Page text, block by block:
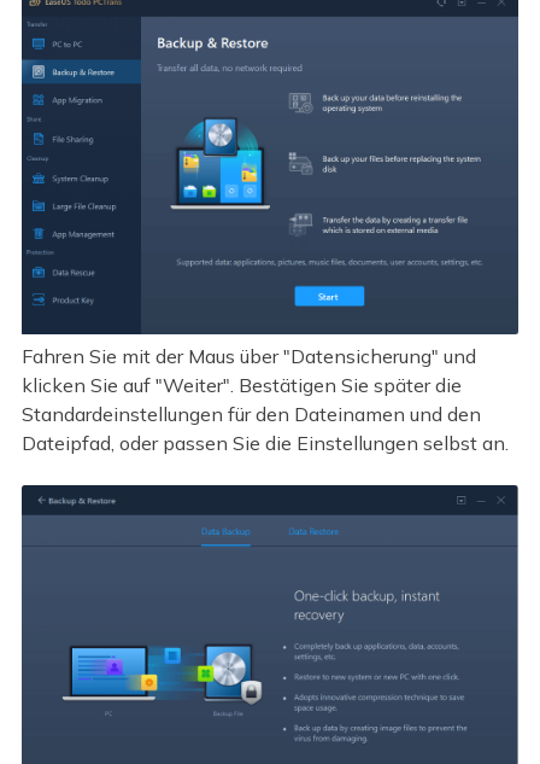
Fahren Sie mit der Maus über "Datensicherung" und
klicken Sie auf "Weiter". Bestätigen Sie später die
Standardeinstellungen für den Dateinamen und den
Dateipfad, oder passen Sie die Einstellungen selbst an.